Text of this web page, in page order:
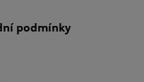
podmínky